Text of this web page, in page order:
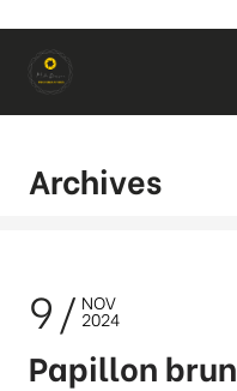
Archives
9 NOV
2024
Papillon brun